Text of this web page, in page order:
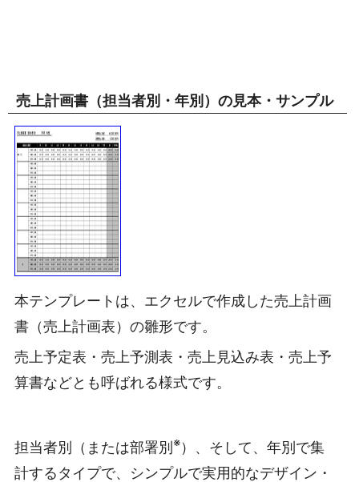
売上計画書（担当者別・年別）の見本・サンプル
本テンプレートは、エクセルで作成した売上計画
書（売上計画表）の雛形です。
売上予定表・売上予測表・売上見込み表・売上予
算書などとも呼ばれる様式です。
担当者別（または部署別※）、そして、年別で集
計するタイプで、シンプルで実用的なデザイン・